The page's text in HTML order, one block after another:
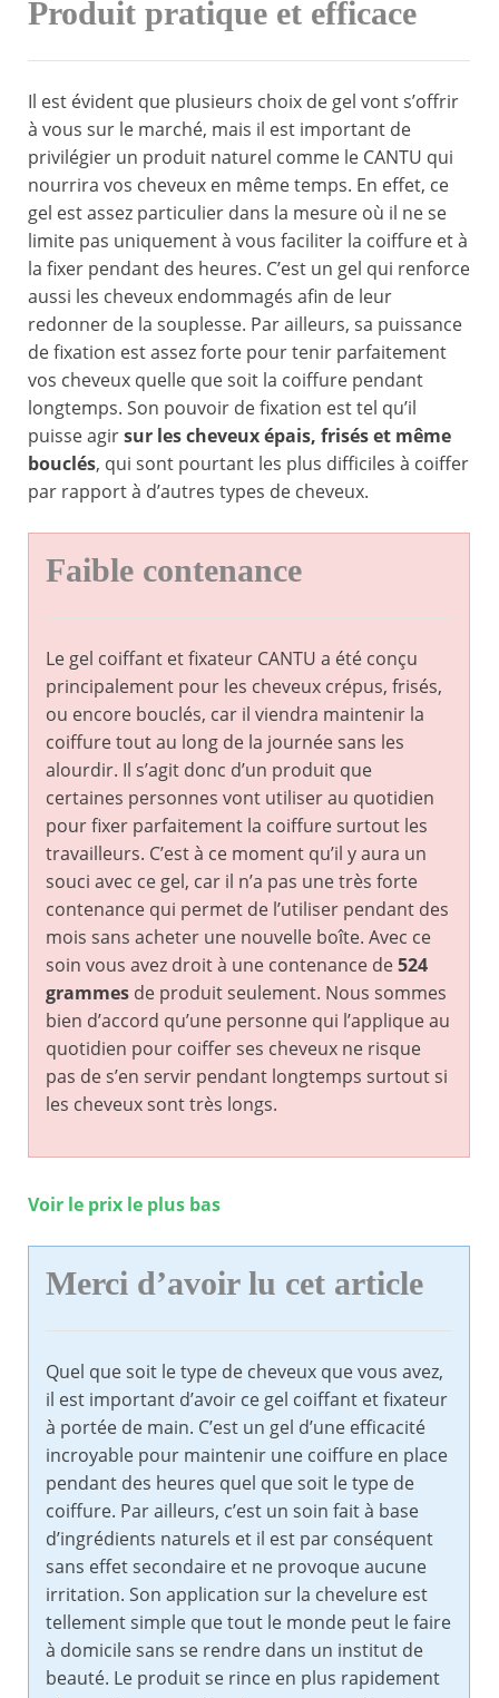
Produit pratique et efficace
Il est évident que plusieurs choix de gel vont s’offrir
à vous sur le marché, mais il est important de
privilégier un produit naturel comme le CANTU qui
nourrira vos cheveux en même temps. En effet, ce
gel est assez particulier dans la mesure où il ne se
limite pas uniquement à vous faciliter la coiffure et à
la fixer pendant des heures. C’est un gel qui renforce
aussi les cheveux endommagés afin de leur
redonner de la souplesse. Par ailleurs, sa puissance
de fixation est assez forte pour tenir parfaitement
vos cheveux quelle que soit la coiffure pendant
longtemps. Son pouvoir de fixation est tel qu’il
puisse agirsur les cheveux épais, frisés et même
bouclés, qui sont pourtant les plus difficiles à coiffer
par rapport à d’autres types de cheveux.
Faible contenance
Le gel coiffant et fixateur CANTU a été conçu
principalement pour les cheveux crépus, frisés,
ou encore bouclés, car il viendra maintenir la
coiffure tout au long de la journée sans les
alourdir. Il s’agit donc d’un produit que
certaines personnes vont utiliser au quotidien
pour fixer parfaitement la coiffure surtout les
travailleurs. C’est à ce moment qu’il y aura un
souci avec ce gel, car il n’a pas une très forte
contenance qui permet de l’utiliser pendant des
mois sans acheter une nouvelle boîte. Avec ce
soin vous avez droit à une contenance de524
grammes de produit seulement. Nous sommes
bien d’accord qu’une personne qui l’applique au
quotidien pour coiffer ses cheveux ne risque
pas de s’en servir pendant longtemps surtout si
les cheveux sont très longs.
Voir le prix le plus bas
Merci d’avoir lu cet article
Quel que soit le type de cheveux que vous avez,
il est important d’avoir ce gel coiffant et fixateur
à portée de main. C’est un gel d’une efficacité
incroyable pour maintenir une coiffure en place
pendant des heures quel que soit le type de
coiffure. Par ailleurs, c’est un soin fait à base
d’ingrédients naturels et il est par conséquent
sans effet secondaire et ne provoque aucune
irritation. Son application sur la chevelure est
tellement simple que tout le monde peut le faire
à domicile sans se rendre dans un institut de
beauté. Le produit se rince en plus rapidement